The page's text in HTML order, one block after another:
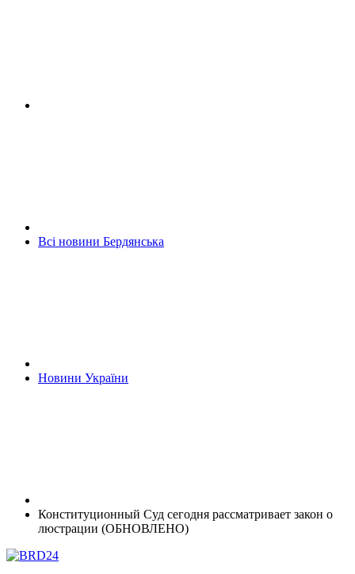
Всі новини Бердянська
Новини України
Конституционный Суд сегодня рассматривает закон о
люстрации (ОБНОВЛЕНО)